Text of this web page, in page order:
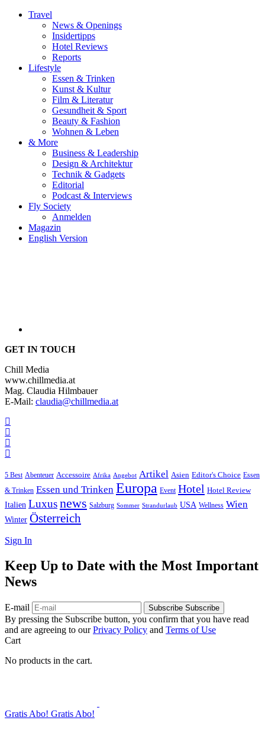
Travel
News & Openings
Insidertipps
Hotel Reviews
Reports
Lifestyle
Essen & Trinken
Kunst & Kultur
Film & Literatur
Gesundheit & Sport
Beauty & Fashion
Wohnen & Leben
& More
Business & Leadership
Design & Architektur
Technik & Gadgets
Editorial
Podcast & Interviews
Fly Society
Anmelden
Magazin
English Version
GET IN TOUCH
Chill Media
www.chillmedia.at
Mag. Claudia Hilmbauer
E-Mail: claudia@chillmedia.at
5 Best Abenteuer Accessoire Afrika Angebot Artikel Asien Editor's Choice Essen
& Trinken Essen und Trinken Europa Event Hotel Hotel Review
Italien Luxusnews Salzburg Sommer Strandurlaub USA Wellness Wien
Winter Österreich
Sign In
Keep Up to Date with the Most Important
News
E-mail Subscribe Subscribe
By pressing the Subscribe button, you confirm that you have read
and are agreeing to ourPrivacy Policy and Terms of Use
Cart
No products in the cart.
Gratis Abo! Gratis Abo!